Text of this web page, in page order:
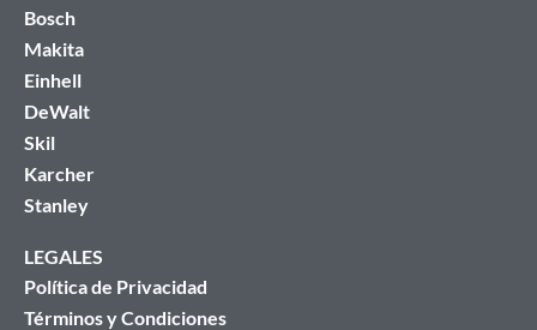
Bosch
Makita
Einhell
DeWalt
Skil
Karcher
Stanley
LEGALES
Política de Privacidad
Términos y Condiciones